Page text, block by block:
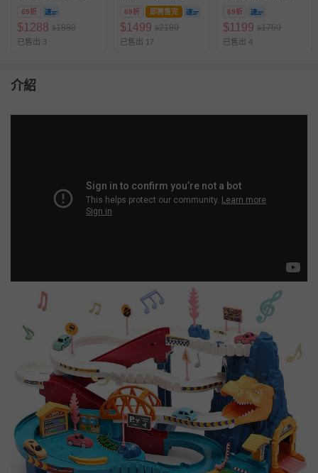
橋鐵道聲光火車套裝
玩具113件組
69折
$1288 $1880
已售出 3
直/倒掛的軌道車-
steam玩具)
69折 即將售完
$1499 $2180
已售出 17
遊戲
69折
$1199 $1750
已售出 4
介紹